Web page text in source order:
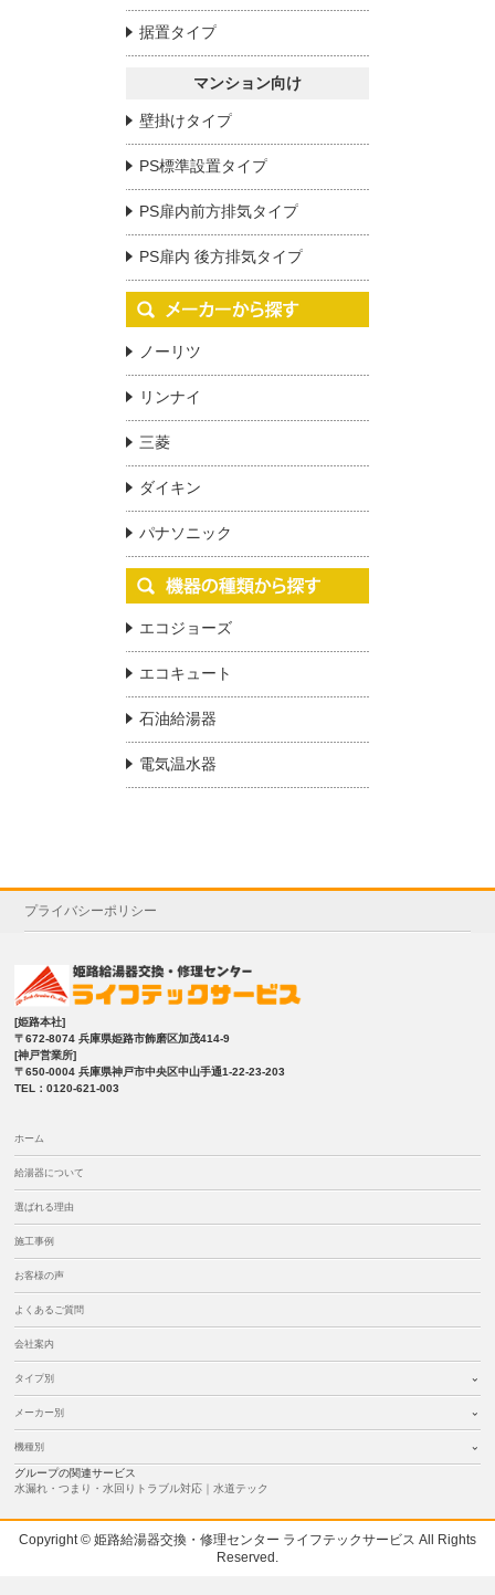
据置タイプ
マンション向け
壁掛けタイプ
PS標準設置タイプ
PS扉内前方排気タイプ
PS扉内 後方排気タイプ
ノーリツ
リンナイ
三菱
ダイキン
パナソニック
エコジョーズ
エコキュート
石油給湯器
電気温水器
プライバシーポリシー
[姫路本社]
〒672-8074 兵庫県姫路市飾磨区加茂414-9
[神戸営業所]
〒650-0004 兵庫県神戸市中央区中山手通1-22-23-203
TEL：0120-621-003
ホーム
給湯器について
選ばれる理由
施工事例
お客様の声
よくあるご質問
会社案内
タイプ別
メーカー別
機種別
グループの関連サービス
水漏れ・つまり・水回りトラブル対応｜水道テック
Copyright © 姫路給湯器交換・修理センター ライフテックサービス All Rights
Reserved.